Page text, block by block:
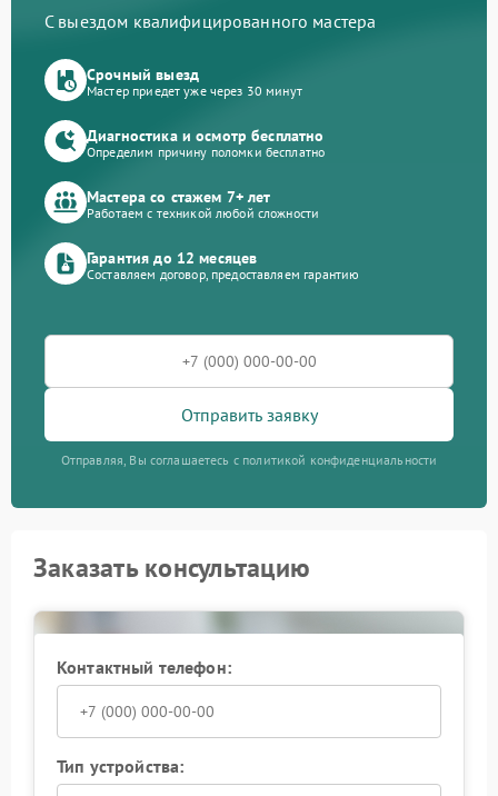
С выездом квалифицированного мастера
Срочный выезд
Мастер приедет уже через 30 минут
Диагностика и осмотр бесплатно
Определим причину поломки бесплатно
Мастера со стажем 7+ лет
Работаем с техникой любой сложности
Гарантия до 12 месяцев
Составляем договор, предоставляем гарантию
Отправить заявку
Отправляя, Вы соглашаетесь с политикой конфиденциальности
Заказать консультацию
Контактный телефон:
Тип устройства: